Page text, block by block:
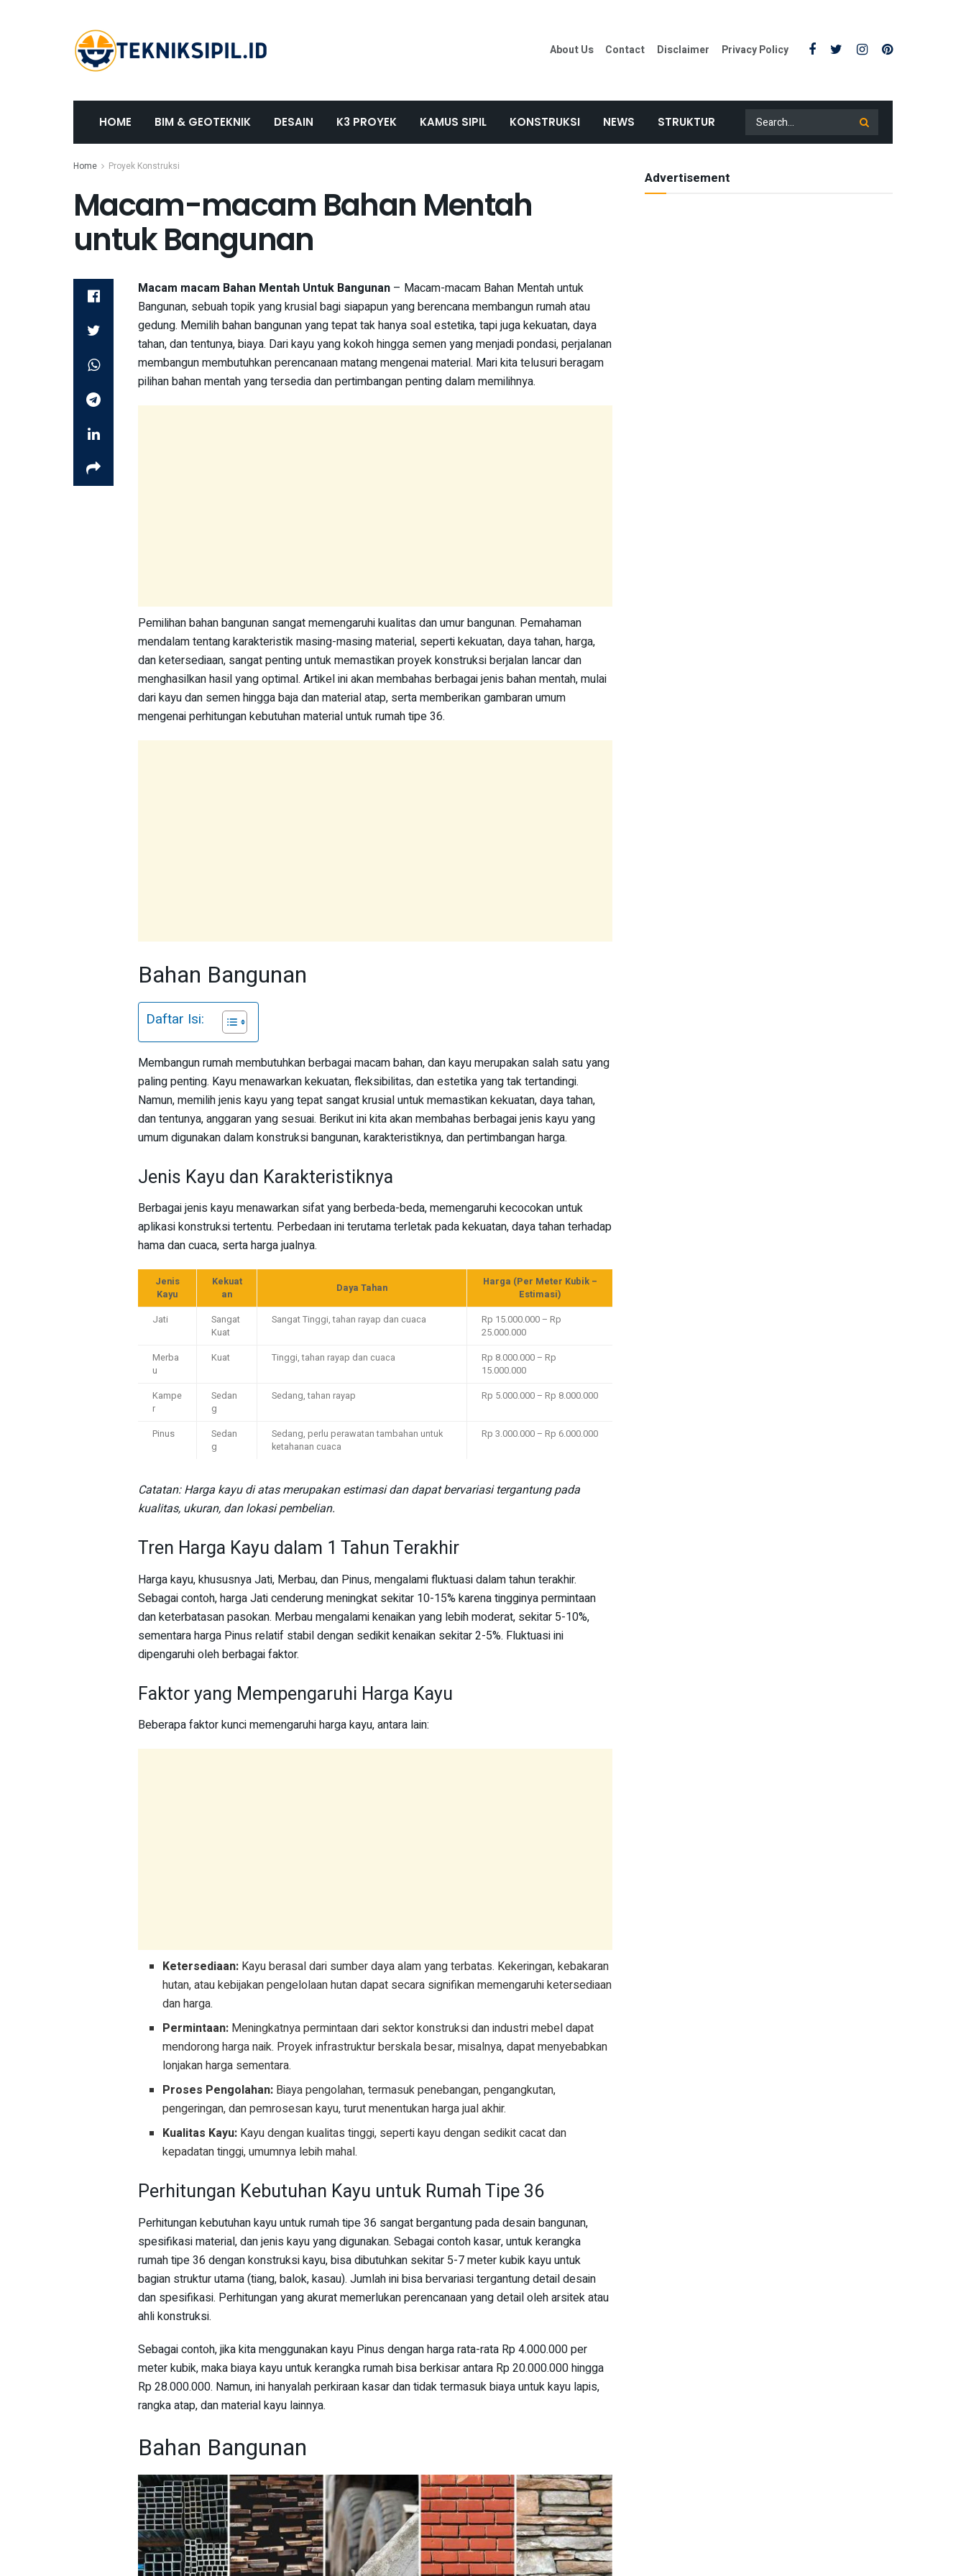
About Us Contact Disclaimer Privacy Policy
HOME BIM & GEOTEKNIK DESAIN K3 PROYEK KAMUS SIPIL KONSTRUKSI NEWS STRUKTUR
Home Proyek Konstruksi
Macam-macam Bahan Mentah
untuk Bangunan
Macam macam Bahan Mentah Untuk Bangunan – Macam-macam Bahan Mentah untuk
Bangunan, sebuah topik yang krusial bagi siapapun yang berencana membangun rumah atau
gedung. Memilih bahan bangunan yang tepat tak hanya soal estetika, tapi juga kekuatan, daya
tahan, dan tentunya, biaya. Dari kayu yang kokoh hingga semen yang menjadi pondasi, perjalanan
membangun membutuhkan perencanaan matang mengenai material. Mari kita telusuri beragam
pilihan bahan mentah yang tersedia dan pertimbangan penting dalam memilihnya.
Pemilihan bahan bangunan sangat memengaruhi kualitas dan umur bangunan. Pemahaman
mendalam tentang karakteristik masing-masing material, seperti kekuatan, daya tahan, harga,
dan ketersediaan, sangat penting untuk memastikan proyek konstruksi berjalan lancar dan
menghasilkan hasil yang optimal. Artikel ini akan membahas berbagai jenis bahan mentah, mulai
dari kayu dan semen hingga baja dan material atap, serta memberikan gambaran umum
mengenai perhitungan kebutuhan material untuk rumah tipe 36.
Bahan Bangunan
Daftar Isi:
Membangun rumah membutuhkan berbagai macam bahan, dan kayu merupakan salah satu yang
paling penting. Kayu menawarkan kekuatan, fleksibilitas, dan estetika yang tak tertandingi.
Namun, memilih jenis kayu yang tepat sangat krusial untuk memastikan kekuatan, daya tahan,
dan tentunya, anggaran yang sesuai. Berikut ini kita akan membahas berbagai jenis kayu yang
umum digunakan dalam konstruksi bangunan, karakteristiknya, dan pertimbangan harga.
Jenis Kayu dan Karakteristiknya
Berbagai jenis kayu menawarkan sifat yang berbeda-beda, memengaruhi kecocokan untuk
aplikasi konstruksi tertentu. Perbedaan ini terutama terletak pada kekuatan, daya tahan terhadap
hama dan cuaca, serta harga jualnya.
Jenis
Kayu
Kekuat
an
Daya Tahan
Harga (Per Meter Kubik –
Estimasi)
Jati
Sangat
Kuat
Sangat Tinggi, tahan rayap dan cuaca
Rp 15.000.000 – Rp
25.000.000
Merba
u
Kuat Tinggi, tahan rayap dan cuaca
Rp 8.000.000 – Rp
15.000.000
Kampe
r
Sedan
g
Sedang, tahan rayap Rp 5.000.000 – Rp 8.000.000
Pinus
Sedan
g
Sedang, perlu perawatan tambahan untuk
ketahanan cuaca
Rp 3.000.000 – Rp 6.000.000
Catatan: Harga kayu di atas merupakan estimasi dan dapat bervariasi tergantung pada
kualitas, ukuran, dan lokasi pembelian.
Tren Harga Kayu dalam 1 Tahun Terakhir
Harga kayu, khususnya Jati, Merbau, dan Pinus, mengalami fluktuasi dalam tahun terakhir.
Sebagai contoh, harga Jati cenderung meningkat sekitar 10-15% karena tingginya permintaan
dan keterbatasan pasokan. Merbau mengalami kenaikan yang lebih moderat, sekitar 5-10%,
sementara harga Pinus relatif stabil dengan sedikit kenaikan sekitar 2-5%. Fluktuasi ini
dipengaruhi oleh berbagai faktor.
Faktor yang Mempengaruhi Harga Kayu
Beberapa faktor kunci memengaruhi harga kayu, antara lain:
Ketersediaan: Kayu berasal dari sumber daya alam yang terbatas. Kekeringan, kebakaran
hutan, atau kebijakan pengelolaan hutan dapat secara signifikan memengaruhi ketersediaan
dan harga.
Permintaan: Meningkatnya permintaan dari sektor konstruksi dan industri mebel dapat
mendorong harga naik. Proyek infrastruktur berskala besar, misalnya, dapat menyebabkan
lonjakan harga sementara.
Proses Pengolahan: Biaya pengolahan, termasuk penebangan, pengangkutan,
pengeringan, dan pemrosesan kayu, turut menentukan harga jual akhir.
Kualitas Kayu: Kayu dengan kualitas tinggi, seperti kayu dengan sedikit cacat dan
kepadatan tinggi, umumnya lebih mahal.
Perhitungan Kebutuhan Kayu untuk Rumah Tipe 36
Perhitungan kebutuhan kayu untuk rumah tipe 36 sangat bergantung pada desain bangunan,
spesifikasi material, dan jenis kayu yang digunakan. Sebagai contoh kasar, untuk kerangka
rumah tipe 36 dengan konstruksi kayu, bisa dibutuhkan sekitar 5-7 meter kubik kayu untuk
bagian struktur utama (tiang, balok, kasau). Jumlah ini bisa bervariasi tergantung detail desain
dan spesifikasi. Perhitungan yang akurat memerlukan perencanaan yang detail oleh arsitek atau
ahli konstruksi.
Sebagai contoh, jika kita menggunakan kayu Pinus dengan harga rata-rata Rp 4.000.000 per
meter kubik, maka biaya kayu untuk kerangka rumah bisa berkisar antara Rp 20.000.000 hingga
Rp 28.000.000. Namun, ini hanyalah perkiraan kasar dan tidak termasuk biaya untuk kayu lapis,
rangka atap, dan material kayu lainnya.
Bahan Bangunan
Advertisement